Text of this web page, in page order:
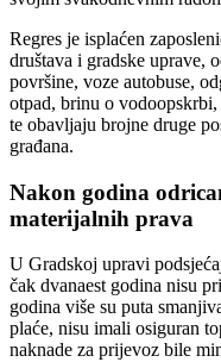
Regres je isplaćen
društava i gradske uprave,
površine, voze autobuse,
otpad, brinu o
te obavljaju brojne druge
građana.
Nakon godina
materijalnih prava
U Gradskoj upravi
čak dvanaest godina nisu
godina više su puta
plaće, nisu imali osiguran
naknade za prijevoz bile